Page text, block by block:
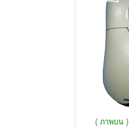
( ภาพบน )